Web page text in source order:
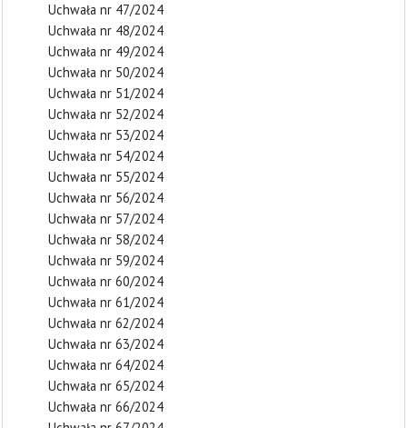
Uchwała nr 47/2024
Uchwała nr 48/2024
Uchwała nr 49/2024
Uchwała nr 50/2024
Uchwała nr 51/2024
Uchwała nr 52/2024
Uchwała nr 53/2024
Uchwała nr 54/2024
Uchwała nr 55/2024
Uchwała nr 56/2024
Uchwała nr 57/2024
Uchwała nr 58/2024
Uchwała nr 59/2024
Uchwała nr 60/2024
Uchwała nr 61/2024
Uchwała nr 62/2024
Uchwała nr 63/2024
Uchwała nr 64/2024
Uchwała nr 65/2024
Uchwała nr 66/2024